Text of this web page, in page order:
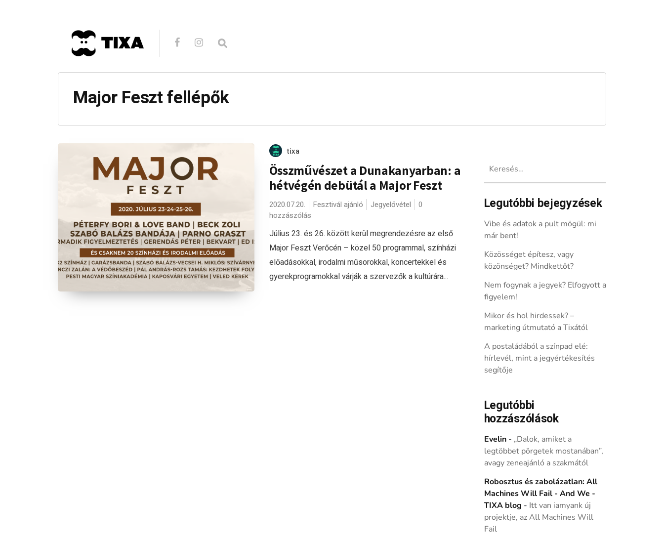
Major Feszt fellépők
tixa
Összművészet a Dunakanyarban: a
hétvégén debütál a Major Feszt
2020.07.20. Fesztivál ajánló Jegyelővétel
0
hozzászólás
Július 23. és 26. között kerül megrendezésre az első
Major Feszt Verőcén – közel 50 programmal, színházi
előadásokkal, irodalmi műsorokkal, koncertekkel és
gyerekprogramokkal várják a szervezők a kultúrára...
Legutóbbi bejegyzések
Vibe és adatok a pult mögül: mi
már bent!
Közösséget építesz, vagy
közönséget? Mindkettőt?
Nem fogynak a jegyek? Elfogyott a
figyelem!
Mikor és hol hirdessek? –
marketing útmutató a Tixától
A postaládából a színpad elé:
hírlevél, mint a jegyértékesítés
segítője
Legutóbbi
hozzászólások
Evelin- „Dalok, amiket a
legtöbbet pörgetek mostanában”,
avagy zeneajánló a szakmától
Robosztus és zabolázatlan: All
Machines Will Fail - And We -
TIXA blog - Itt van iamyank új
projektje, az All Machines Will
Fail